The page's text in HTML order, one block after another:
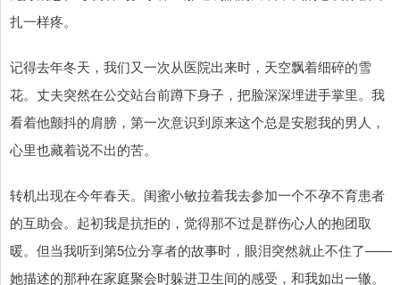
扎一样疼。
记得去年冬天，我们又一次从医院出来时，天空飘着细碎的雪
花。丈夫突然在公交站台前蹲下身子，把脸深深埋进手掌里。我
看着他颤抖的肩膀，第一次意识到原来这个总是安慰我的男人，
心里也藏着说不出的苦。
转机出现在今年春天。闺蜜小敏拉着我去参加一个不孕不育患者
的互助会。起初我是抗拒的，觉得那不过是群伤心人的抱团取
暖。但当我听到第5位分享者的故事时，眼泪突然就止不住了——
她描述的那种在家庭聚会时躲进卫生间的感受，和我如出一辙。